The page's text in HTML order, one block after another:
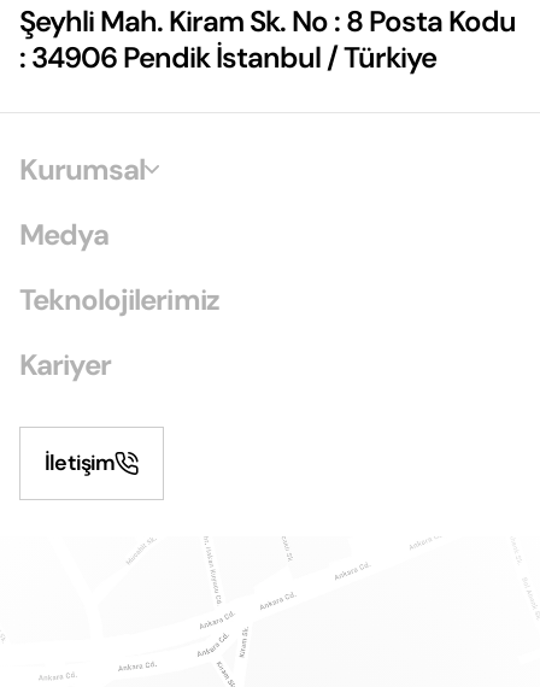
Şeyhli Mah. Kiram Sk. No : 8 Posta Kodu
: 34906 Pendik İstanbul / Türkiye
Kurumsal
Medya
Teknolojilerimiz
Kariyer
İletişim